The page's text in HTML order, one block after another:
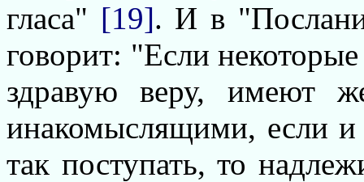
гласа" [19]. И в
говорит: "Если
здравую веру, имеют
инакомыслящими, если и
так поступать, то